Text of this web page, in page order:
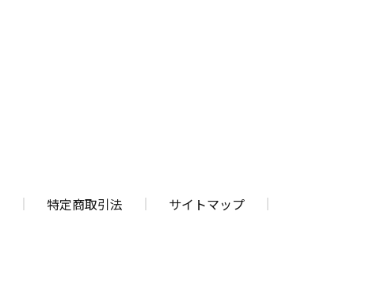
特定商取引法 サイトマップ